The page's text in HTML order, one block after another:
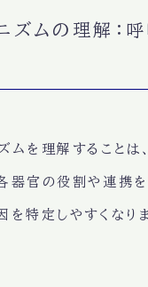
ムの理解：
ムを理解することは、
器官の役割や連携を
を特定しやすくなりま